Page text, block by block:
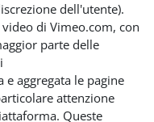
dell'utente).
di Vimeo.com, con
parte delle
aggregata le pagine
attenzione
Queste